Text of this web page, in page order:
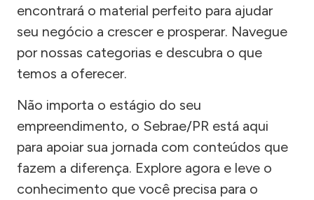
encontrará o material perfeito para ajudar
seu negócio a crescer e prosperar. Navegue
por nossas categorias e descubra o que
temos a oferecer.
Não importa o estágio do seu
empreendimento, o Sebrae/PR está aqui
para apoiar sua jornada com conteúdos que
fazem a diferença. Explore agora e leve o
conhecimento que você precisa para o